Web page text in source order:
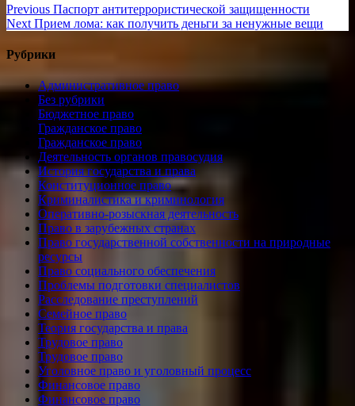
Навигация
по
записям
Previous Previous
post:
Паспорт антитеррористической защищенности
Next Next
Прием лома: как получить деньги за ненужные вещи
Рубрики
Административное право
Без рубрики
Бюджетное право
Гражданское право
Гражданское право
Деятельность органов правосудия
История государства и права
Конституционное право
Криминалистика и криминология
Оперативно-розыскная деятельность
Право в зарубежных странах
Право государственной собственности на природные
ресурсы
Право социального обеспечения
Проблемы подготовки специалистов
Расследование преступлений
Семейное право
Теория государства и права
Трудовое право
Трудовое право
Уголовное право и уголовный процесс
Финансовое право
Финансовое право